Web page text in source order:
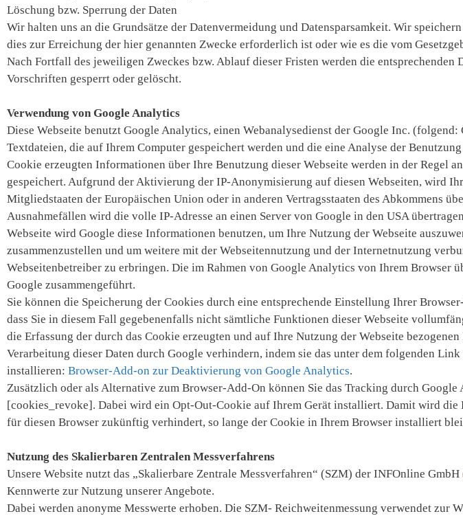
Löschung bzw. Sperrung der Daten
Wir halten uns an die Grundsätze der Datenvermeidung und Datensparsamkeit. Wir
dies zur Erreichung der hier genannten Zwecke erforderlich ist oder wie es die vom
Nach Fortfall des jeweiligen Zweckes bzw. Ablauf dieser Fristen werden die entsprechenden
Vorschriften gesperrt oder gelöscht.
Verwendung von Google Analytics
Diese Webseite benutzt Google Analytics, einen Webanalysedienst der Google Inc.
Textdateien, die auf Ihrem Computer gespeichert werden und die eine Analyse der
Cookie erzeugten Informationen über Ihre Benutzung dieser Webseite werden in der Regel
gespeichert. Aufgrund der Aktivierung der IP-Anonymisierung auf diesen Webseiten, wird
Mitgliedstaaten der Europäischen Union oder in anderen Vertragsstaaten des Abkommens
Ausnahmefällen wird die volle IP-Adresse an einen Server von Google in den USA
Webseite wird Google diese Informationen benutzen, um Ihre Nutzung der Webseite
zusammenzustellen und um weitere mit der Webseitennutzung und der Internetnutzung
Webseitenbetreiber zu erbringen. Die im Rahmen von Google Analytics von Ihrem Browser
Google zusammengeführt.
Sie können die Speicherung der Cookies durch eine entsprechende Einstellung Ihrer
dass Sie in diesem Fall gegebenenfalls nicht sämtliche Funktionen dieser Webseite
die Erfassung der durch das Cookie erzeugten und auf Ihre Nutzung der Webseite
Verarbeitung dieser Daten durch Google verhindern, indem sie das unter dem folgenden
installieren: Browser-Add-on zur Deaktivierung von Google Analytics.
Zusätzlich oder als Alternative zum Browser-Add-On können Sie das Tracking durch
[cookies_revoke]. Dabei wird ein Opt-Out-Cookie auf Ihrem Gerät installiert. Damit wird die
für diesen Browser zukünftig verhindert, so lange der Cookie in Ihrem Browser installiert
Nutzung des Skalierbaren Zentralen Messverfahrens
Unsere Website nutzt das „Skalierbare Zentrale Messverfahren“ (SZM) der INFOnline GmbH
Kennwerte zur Nutzung unserer Angebote.
Dabei werden anonyme Messwerte erhoben. Die SZM- Reichweitenmessung verwendet zur